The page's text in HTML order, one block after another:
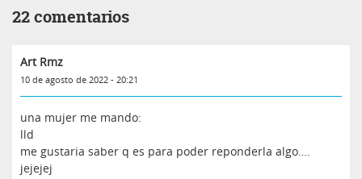
22 comentarios
Art Rmz
10 de agosto de 2022 - 20:21
una mujer me mando:
lld
me gustaria saber q es para poder reponderla algo….
jejejej